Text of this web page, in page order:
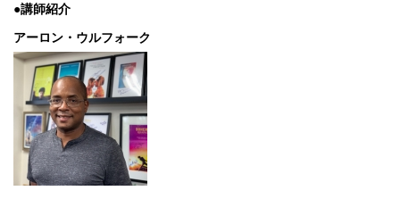
●講師紹介
アーロン・ウルフォーク